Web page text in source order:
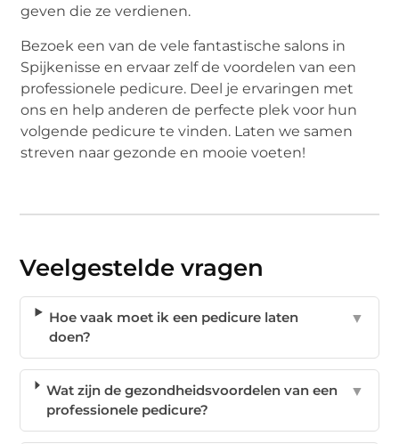
geven die ze verdienen.
Bezoek een van de vele fantastische salons in
Spijkenisse en ervaar zelf de voordelen van een
professionele pedicure. Deel je ervaringen met
ons en help anderen de perfecte plek voor hun
volgende pedicure te vinden. Laten we samen
streven naar gezonde en mooie voeten!
Veelgestelde vragen
Hoe vaak moet ik een pedicure laten
doen?
▼
Wat zijn de gezondheidsvoordelen van een
professionele pedicure?
▼